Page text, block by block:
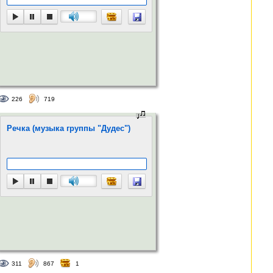
226 719
Речка (музыка группы "Дудес")
311 867 1